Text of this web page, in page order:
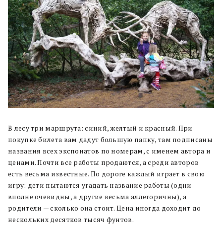
В лесу три маршрута: синий, желтый и красный. При
покупке билета вам дадут большую папку, там подписаны
названия всех экспонатов по номерам, с именем автора и
ценами. Почти все работы продаются, а среди авторов
есть весьма известные. По дороге каждый играет в свою
игру: дети пытаются угадать название работы (одни
вполне очевидны, а другие весьма аллегоричны), а
родители — сколько она стоит. Цена иногда доходит до
нескольких десятков тысяч фунтов.